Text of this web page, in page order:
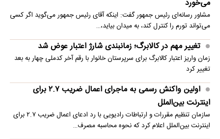
می‌خورد
مشاور رسانه‌ای رئیس جمهور گفت: اینکه آقای رئیس جمهور می‌گوید اگر کسی
می‌تواند تورم را کنترل کند، به میدان بیاید،…
تغییر مهم در کالابرگ؛ زمانبندی‌ شارژ اعتبار عوض شد
زمان واریز اعتبار کالابرگ برای سرپرستان خانوار با رقم آخر کدملی چهار به بعد
تغییر کرد
اولین واکنش رسمی به ماجرای اعمال ضریب ۲.۷ برای
اینترنت بین‌الملل
سازمان تنظیم مقررات و ارتباطات رادیویی با رد ادعای اعمال ضریب ۲.۷ برای
اینترنت بین‌الملل اعلام کرد که نحوه محاسبه مصرف…